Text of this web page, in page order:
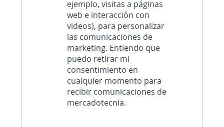
ejemplo, visitas a páginas
web e interacción con
videos), para personalizar
las comunicaciones de
marketing. Entiendo que
puedo retirar mi
consentimiento en
cualquier momento para
recibir comunicaciones de
mercadotecnia.